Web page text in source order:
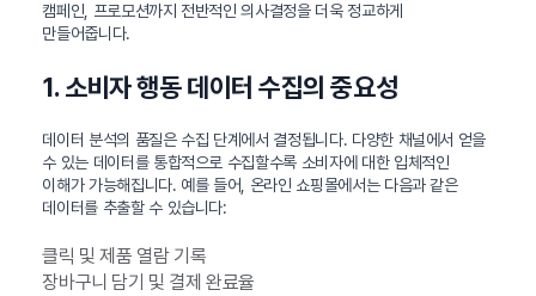
캠페인, 프로모션까지 전반적인 의사결정을 더욱 정교하게
만들어줍니다.
1. 소비자 행동 데이터 수집의 중요성
데이터 분석의 품질은 수집 단계에서 결정됩니다. 다양한 채널에서 얻을
수 있는 데이터를 통합적으로 수집할수록 소비자에 대한 입체적인
이해가 가능해집니다. 예를 들어, 온라인 쇼핑몰에서는 다음과 같은
데이터를 추출할 수 있습니다:
클릭 및 제품 열람 기록
장바구니 담기 및 결제 완료율